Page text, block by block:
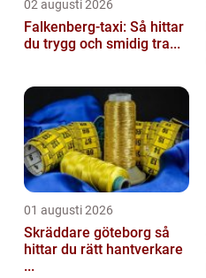
02 augusti 2026
Falkenberg-taxi: Så hittar
du trygg och smidig tra...
01 augusti 2026
Skräddare göteborg så
hittar du rätt hantverkare
...